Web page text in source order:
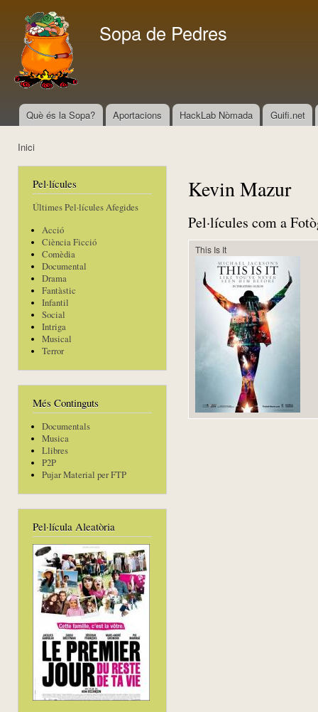
Sopa de Pedres
Menú principal
Què és la Sopa? Aportacions HackLab Nòmada Guifi.net
Inici
Pel·lícules
Últimes Pel·lícules Afegides
Acció
Ciència Ficció
Comèdia
Documental
Drama
Fantàstic
Infantil
Social
Intriga
Musical
Terror
Més Continguts
Documentals
Musica
Llibres
P2P
Pujar Material per FTP
Pel·lícula Aleatòria
Kevin Mazur
Pel·lícules com a
This Is It